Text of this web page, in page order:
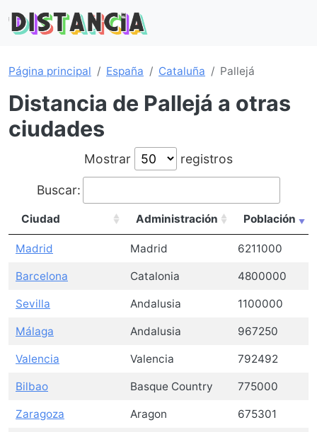
Página principal España Cataluña Pallejá
Distancia de Pallejá a otras
ciudades
Mostrar registros
Buscar:
Ciudad Administración Población
Madrid Madrid 6211000
Barcelona Catalonia 4800000
Sevilla Andalusia 1100000
Málaga Andalusia 967250
Valencia Valencia 792492
Bilbao Basque Country 775000
Zaragoza Aragon 675301